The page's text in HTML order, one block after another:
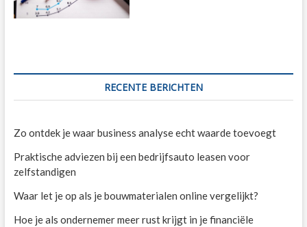
RECENTE BERICHTEN
Zo ontdek je waar business analyse echt waarde toevoegt
Praktische adviezen bij een bedrijfsauto leasen voor
zelfstandigen
Waar let je op als je bouwmaterialen online vergelijkt?
Hoe je als ondernemer meer rust krijgt in je financiële